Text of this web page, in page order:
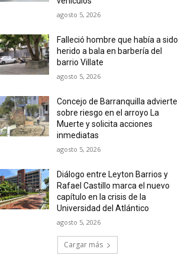
agosto 5, 2026
Falleció hombre que había a sido
herido a bala en barbería del
barrio Villate
agosto 5, 2026
Concejo de Barranquilla advierte
sobre riesgo en el arroyo La
Muerte y solicita acciones
inmediatas
agosto 5, 2026
Diálogo entre Leyton Barrios y
Rafael Castillo marca el nuevo
capítulo en la crisis de la
Universidad del Atlántico
agosto 5, 2026
Cargar más